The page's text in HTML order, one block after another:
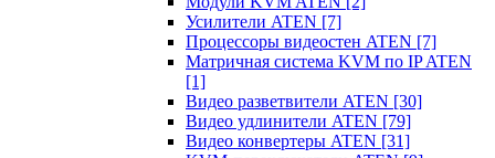
Усилители ATEN [7]
Процессоры видеостен ATEN [7]
Матричная система KVM по IP ATEN
[1]
Видео разветвители ATEN [30]
Видео удлинители ATEN [79]
Видео конвертеры ATEN [31]